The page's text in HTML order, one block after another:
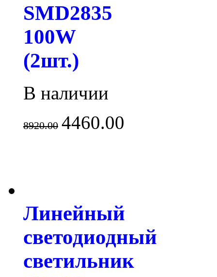
SMD2835
100W
(2шт.)
В наличии
8920.00 4460.00
Линейный
светодиодный
светильник